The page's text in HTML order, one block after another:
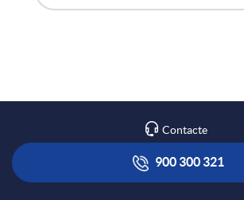
a
r
i
ó
Contacte
900 300 321